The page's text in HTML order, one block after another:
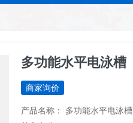
多功能水平电泳槽
商家询价
产品名称： 多功能水平电泳槽